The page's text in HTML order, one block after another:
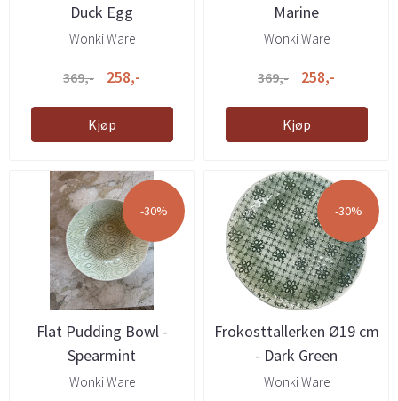
Duck Egg
Wonki Ware
369,- 258,-
Kjøp
Marine
Wonki Ware
369,- 258,-
Kjøp
-30%
Flat Pudding Bowl -
Spearmint
Wonki Ware
-30%
Frokosttallerken Ø19 cm
- Dark Green
Wonki Ware